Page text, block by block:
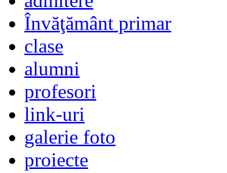
Învăţământ primar
clase
alumni
profesori
link-uri
galerie foto
proiecte